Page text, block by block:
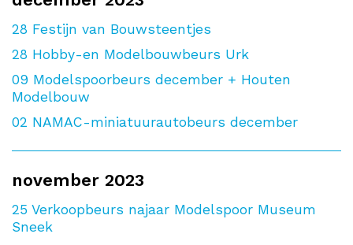
28 Festijn van Bouwsteentjes
28 Hobby-en Modelbouwbeurs Urk
09 Modelspoorbeurs december + Houten
Modelbouw
02 NAMAC-miniatuurautobeurs december
november 2023
25 Verkoopbeurs najaar Modelspoor Museum
Sneek